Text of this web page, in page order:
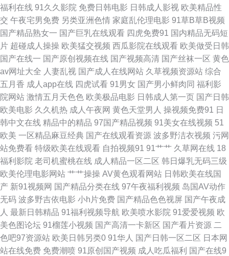
操97搞 激情播播五月av 午夜激情黄色 99爱99色 韩日无码全集 日本乱论视
频 91资源网址 黄色免费小电影 青娱乐老司机福利 午夜无码AV 91She视频
国产九区一区在线 欧美专区另类 在线视频第六页 超碰国产1 人摸人人超碰日
本 最新91视频 超碰啪啪 久久深夜视频 微拍91 91性交 久久免费视频21 微拍
福利11 av变态另类影院 激情桃色五月天 亚洲天堂精品在线 福利专区欧美精
品 欧美另娄性爱 亚洲三级片网 大香蕉九九 美女诱惑 亚洲啪啪网 超碰青娱乐
奇米 老湿机福利视屏 91免费观 狠狠干影院 五月天另类小说 超碰91社区 免
费超碰 91蜜桃在线播放 国产b站久久 人人色97 91熟女首页 国产一区二区免
费 日本午夜福利影院 91精品高跟玉足 国产精品熟女一区 日韩成人网站
www人人干97 欧美色图91看片 91精品视频蓝莓 日韩1234 国产久久 日本A
福利在线 91久久影院 免费日韩电影 日韩成人影视 欧美精品性
交 午夜宅男免费 另类亚洲色情 家庭乱伦理电影 91草B草B视频
国产精品熟女一 国产巨乳在线观看 四虎免费91 国内精品无码短
片 超碰成人操操 欧美猛交视频 西瓜影院在线观看 欧美做受日韩
国产在线一 国产原创视频在线 国产视频高清 国产丝袜一区 黄色
av网址大全 人妻乱视 国产成人在线网站 久草视频资源站 综合
五月香 成人app在线 四虎试看 91男女 国产男小鲜肉同 福利影
院网站 激情五月天色色 欧美极品电影 日韩成人第一页 国产日韩
欧美电影 久久机热 成人午夜网 黄色天堂男人 操视频免费91 日
韩中文在线 精品中的精品 97国产精品视频 91美女在线视频 51
欧美 一区精品麻豆经典 国产在线观看资源 波多野洁衣视频 污网
站免费看 特级欧美在线观看 自拍视频91 91艹艹 久草网在线 18
福利影院 老司机蜜桃在线 成人精品一区二区 韩日爆乳无码三级
欧美伦理电影网站 艹艹操操 AV黄色观看网站 日韩欧美在线国
产 新91视频网 国产精品分类在线 97午夜福利视频 岛国AV动作
无码 波多野吉依电影 小h片免费 国产精品色色视屏 国产午夜成
人 最新日韩精品 91福利视频导航 欧美喷水影院 91爱爱视频 欧
美色图论坛 91榴莲小视频 国产高清一卡新区 国产看片资源 二
色吧97资源站 欧美日韩另类0 91华人 国产日韩一区二区 日本网
站在线免费 免费潮喷 91原创国产视频 成人吃瓜福利 国产在线9